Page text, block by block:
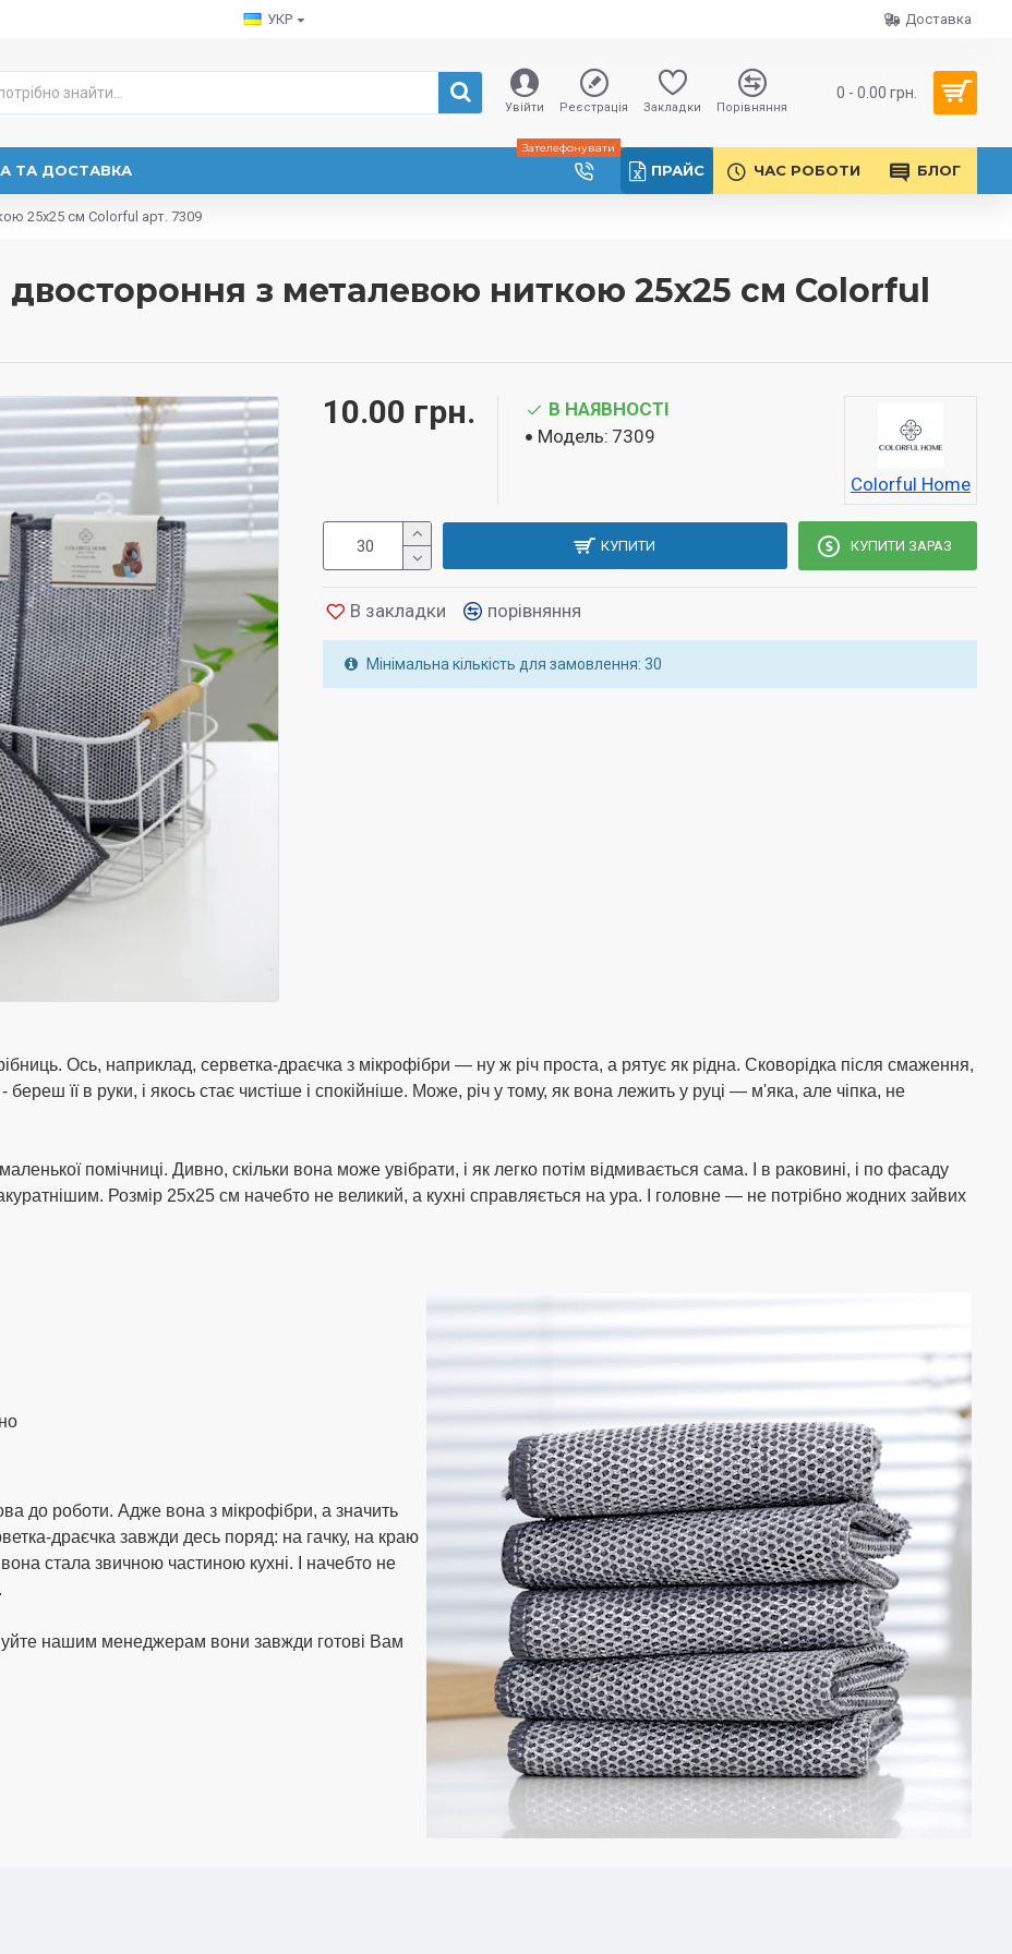
УКР Доставка
Увійти Реєстрація Закладки Порівняння
0 - 0.00 грн.
ТА ДОСТАВКА
Зателефонувати
ПРАЙС ЧАС РОБОТИ БЛОГ
25х25 см Colorful арт. 7309
двостороння з металевою ниткою 25х25 см Colorful
10.00 грн.
В НАЯВНОСТІ
Модель: 7309
Colorful Home
КУПИТИ КУПИТИ ЗАРАЗ
В закладки порівняння
Мінімальна кількість для замовлення: 30
Ось, наприклад, серветка-драєчка з мікрофібри — ну ж річ проста, а рятує як рідна. Сковорідка після смаження,
береш її в руки, і якось стає чистіше і спокійніше. Може, річ у тому, як вона лежить у руці — м'яка, але чіпка, не
помічниці. Дивно, скільки вона може увібрати, і як легко потім відмивається сама. І в раковині, і по фасаду
Розмір 25х25 см начебто не великий, а кухні справляється на ура. І головне — не потрібно жодних зайвих
до роботи. Адже вона з мікрофібри, а значить
драєчка завжди десь поряд: на гачку, на краю
стала звичною частиною кухні. І начебто не
нашим менеджерам вони завжди готові Вам